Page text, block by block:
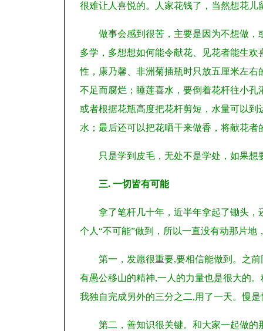
很难让人喜悦的。人家花钱了，当然想花儿
做事会感到很苦，主要是因为不想做，
多学，多想想如何能令献花、见花者能生
性，康乃馨、非洲菊插瓶时只放五厘米左
不足而腐烂；睡莲喜水，要倒着花杆往小
或者根据花瓶高度把花杆剪短，水量可以
水；最后还可以把花晒干来做香，将献花者
只是学到皮毛，无处不是学处，如果想
三. 一切皆有可能
拿了笔杆几十年，近半年拿起了锄头
个人“不可能”做到，所以一直没有动那片地
第一，发愿很重要,要相信能做到。之
有愚公移山的精神,一人的力量也是很大的
我独自完成另外的三分之二,用了一天。慢
第二，善知识很关键。和大家一起做